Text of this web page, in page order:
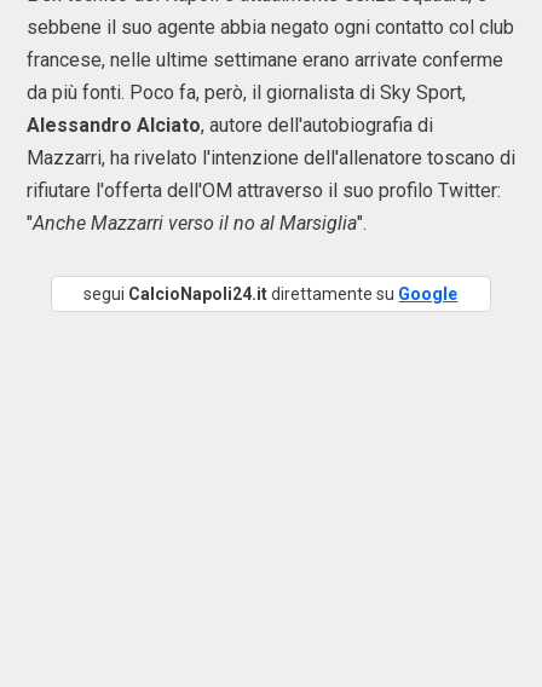
sebbene il suo agente abbia negato ogni contatto col club
francese, nelle ultime settimane erano arrivate conferme
da più fonti. Poco fa, però, il giornalista di Sky Sport,
Alessandro Alciato, autore dell'autobiografia di
Mazzarri, ha rivelato l'intenzione dell'allenatore toscano di
rifiutare l'offerta dell'OM attraverso il suo profilo Twitter:
"Anche Mazzarri verso il no al Marsiglia".
segui CalcioNapoli24.itdirettamente su Google